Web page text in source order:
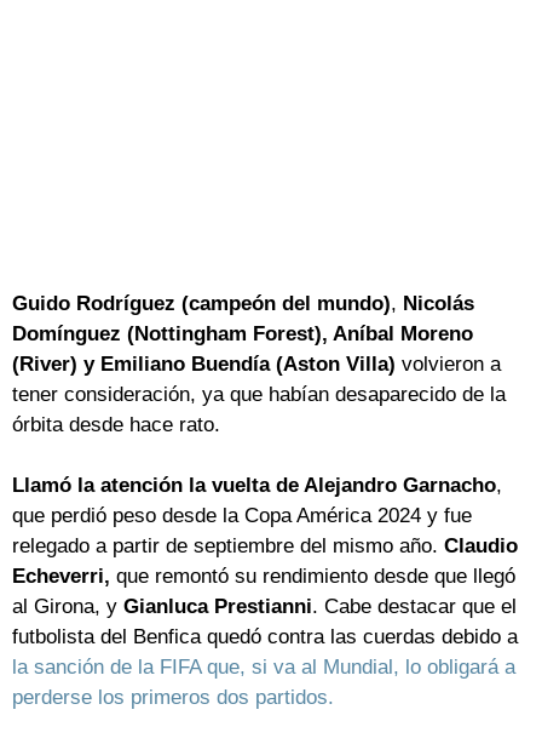
Guido Rodríguez (campeón del mundo), Nicolás
Domínguez (Nottingham Forest), Aníbal Moreno
(River) y Emiliano Buendía (Aston Villa) volvieron a
tener consideración, ya que habían desaparecido de la
órbita desde hace rato.
Llamó la atención la vuelta de Alejandro Garnacho,
que perdió peso desde la Copa América 2024 y fue
relegado a partir de septiembre del mismo año. Claudio
Echeverri, que remontó su rendimiento desde que llegó
al Girona, y Gianluca Prestianni. Cabe destacar que el
futbolista del Benfica quedó contra las cuerdas debido a
la sanción de la FIFA que, si va al Mundial, lo obligará a
perderse los primeros dos partidos.